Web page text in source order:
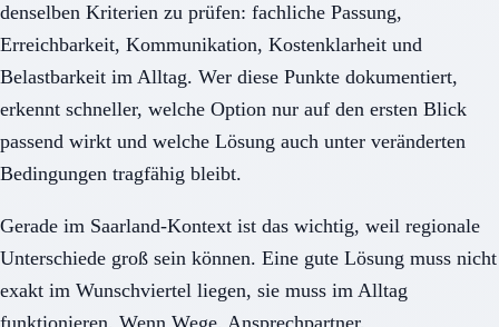
denselben Kriterien zu prüfen: fachliche Passung,
Erreichbarkeit, Kommunikation, Kostenklarheit und
Belastbarkeit im Alltag. Wer diese Punkte dokumentiert,
erkennt schneller, welche Option nur auf den ersten Blick
passend wirkt und welche Lösung auch unter veränderten
Bedingungen tragfähig bleibt.
Gerade im Saarland-Kontext ist das wichtig, weil regionale
Unterschiede groß sein können. Eine gute Lösung muss nicht
exakt im Wunschviertel liegen, sie muss im Alltag